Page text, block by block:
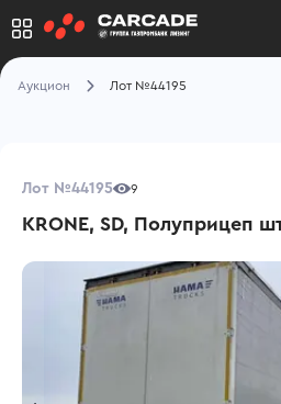
Аукцион Лот №44195
Лот №44195 9
KRONE, SD, Полуприцеп